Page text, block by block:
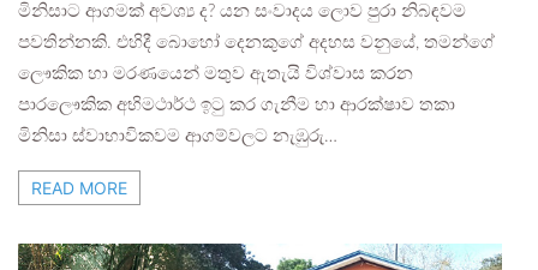
මිනිසාට ආගමක් අවශ්‍ය ද? යන සංවාදය ලොව පුරා නිබඳවම
පවතින්නකි. එහිදී බොහෝ දෙනකුගේ අදහස වනුයේ, තමන්ගේ
ලෞකික හා මරණයෙන් මතුව ඇතැයි විශ්වාස කරන
පාරලෞකික අභිමථාර්ථ ඉටු කර ගැනීම හා ආරක්ෂාව තකා
මිනිසා ස්වාභාවිකවම ආගම්වලට නැඹුරු…
READ MORE